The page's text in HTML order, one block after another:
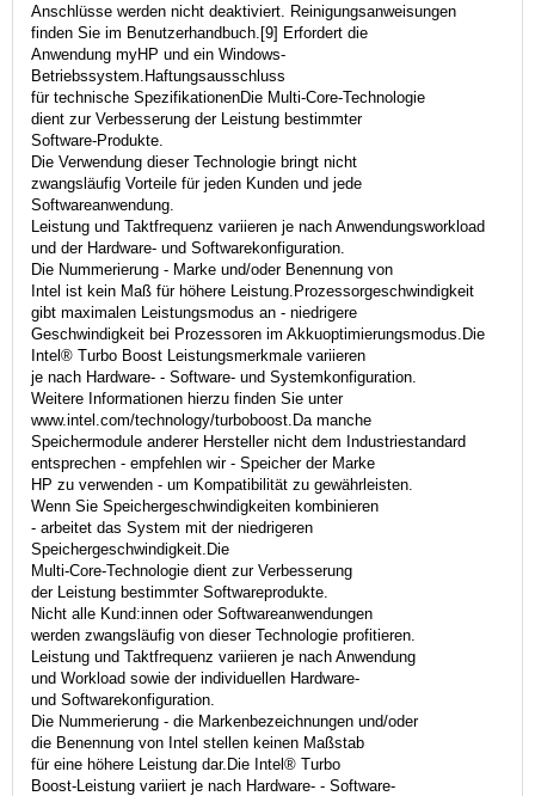
Anschlüsse werden nicht deaktiviert. Reinigungsanweisungen
finden Sie im Benutzerhandbuch.[9] Erfordert die
Anwendung myHP und ein Windows-
Betriebssystem.Haftungsausschluss
für technische SpezifikationenDie Multi-Core-Technologie
dient zur Verbesserung der Leistung bestimmter
Software-Produkte.
Die Verwendung dieser Technologie bringt nicht
zwangsläufig Vorteile für jeden Kunden und jede
Softwareanwendung.
Leistung und Taktfrequenz variieren je nach Anwendungsworkload
und der Hardware- und Softwarekonfiguration.
Die Nummerierung - Marke und/oder Benennung von
Intel ist kein Maß für höhere Leistung.Prozessorgeschwindigkeit
gibt maximalen Leistungsmodus an - niedrigere
Geschwindigkeit bei Prozessoren im Akkuoptimierungsmodus.Die
Intel® Turbo Boost Leistungsmerkmale variieren
je nach Hardware- - Software- und Systemkonfiguration.
Weitere Informationen hierzu finden Sie unter
www.intel.com/technology/turboboost.Da manche
Speichermodule anderer Hersteller nicht dem Industriestandard
entsprechen - empfehlen wir - Speicher der Marke
HP zu verwenden - um Kompatibilität zu gewährleisten.
Wenn Sie Speichergeschwindigkeiten kombinieren
- arbeitet das System mit der niedrigeren
Speichergeschwindigkeit.Die
Multi-Core-Technologie dient zur Verbesserung
der Leistung bestimmter Softwareprodukte.
Nicht alle Kund:innen oder Softwareanwendungen
werden zwangsläufig von dieser Technologie profitieren.
Leistung und Taktfrequenz variieren je nach Anwendung
und Workload sowie der individuellen Hardware-
und Softwarekonfiguration.
Die Nummerierung - die Markenbezeichnungen und/oder
die Benennung von Intel stellen keinen Maßstab
für eine höhere Leistung dar.Die Intel® Turbo
Boost-Leistung variiert je nach Hardware- - Software-